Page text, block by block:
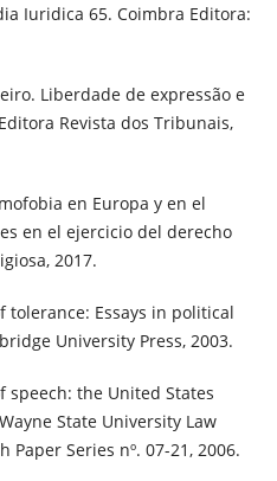
Iuridica 65. Coimbra Editora:
Liberdade de expressão e
Revista dos Tribunais,
en Europa y en el
en el ejercicio del derecho
2017.
tolerance: Essays in political
University Press, 2003.
speech: the United States
State University Law
Paper Series nº. 07-21, 2006.